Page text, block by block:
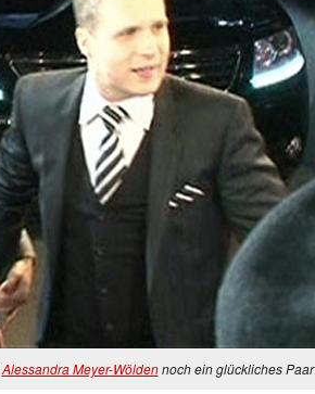
Alessandra Meyer-Wöldennoch ein glückliches Paar